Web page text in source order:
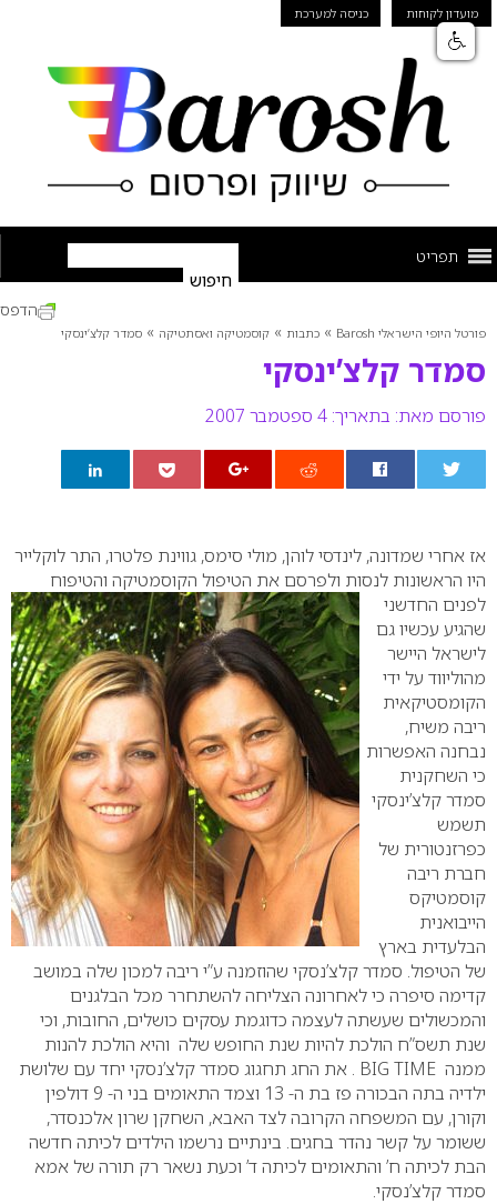
מועדון לקוחות כניסה למערכת
תפריט
פורטל היופי הישראלי Barosh » כתבות » קוסמטיקה ואסתטיקה » סמדר קלצ’ינסקי
סמדר קלצ’ינסקי
פורסם מאת: בתאריך: 4 ספטמבר 2007
הדפס
אז אחרי שמדונה, לינדסי לוהן, מולי סימס, גווינת פלטרו, התר לוקלייר
היו הראשונות לנסות ולפרסם את הטיפול הקוסמטיקה והטיפוח
לפנים החדשני
שהגיע עכשיו גם
לישראל היישר
מהוליווד על ידי
הקומסטיקאית
ריבה משיח,
נבחנה האפשרות
כי השחקנית
סמדר קלצ’ינסקי
תשמש
כפרזנטורית של
חברת ריבה
קוסמטיקס
הייבואנית
הבלעדית בארץ
של הטיפול. סמדר קלצ’נסקי שהוזמנה ע”י ריבה למכון שלה במושב
קדימה סיפרה כי לאחרונה הצליחה להשתחרר מכל הבלגנים
והמכשולים שעשתה לעצמה כדוגמת עסקים כושלים, החובות, וכי
שנת תשס”ח הולכת להיות שנת החופש שלה והיא הולכת להנות
ממנה BIG TIME .
את החג תחגוג סמדר קלצ’נסקי יחד עם שלושת
ילדיה בתה הבכורה פז בת ה- 13 וצמד התאומים בני ה- 9 דולפין
וקורן, עם המשפחה הקרובה לצד האבא, השחקן שרון אלכנסדר,
ששומר על קשר נהדר בחגים. בינתיים נרשמו הילדים לכיתה חדשה
הבת לכיתה ח’ והתאומים לכיתה ד’ וכעת נשאר רק תורה של אמא
סמדר קלצ’נסקי.